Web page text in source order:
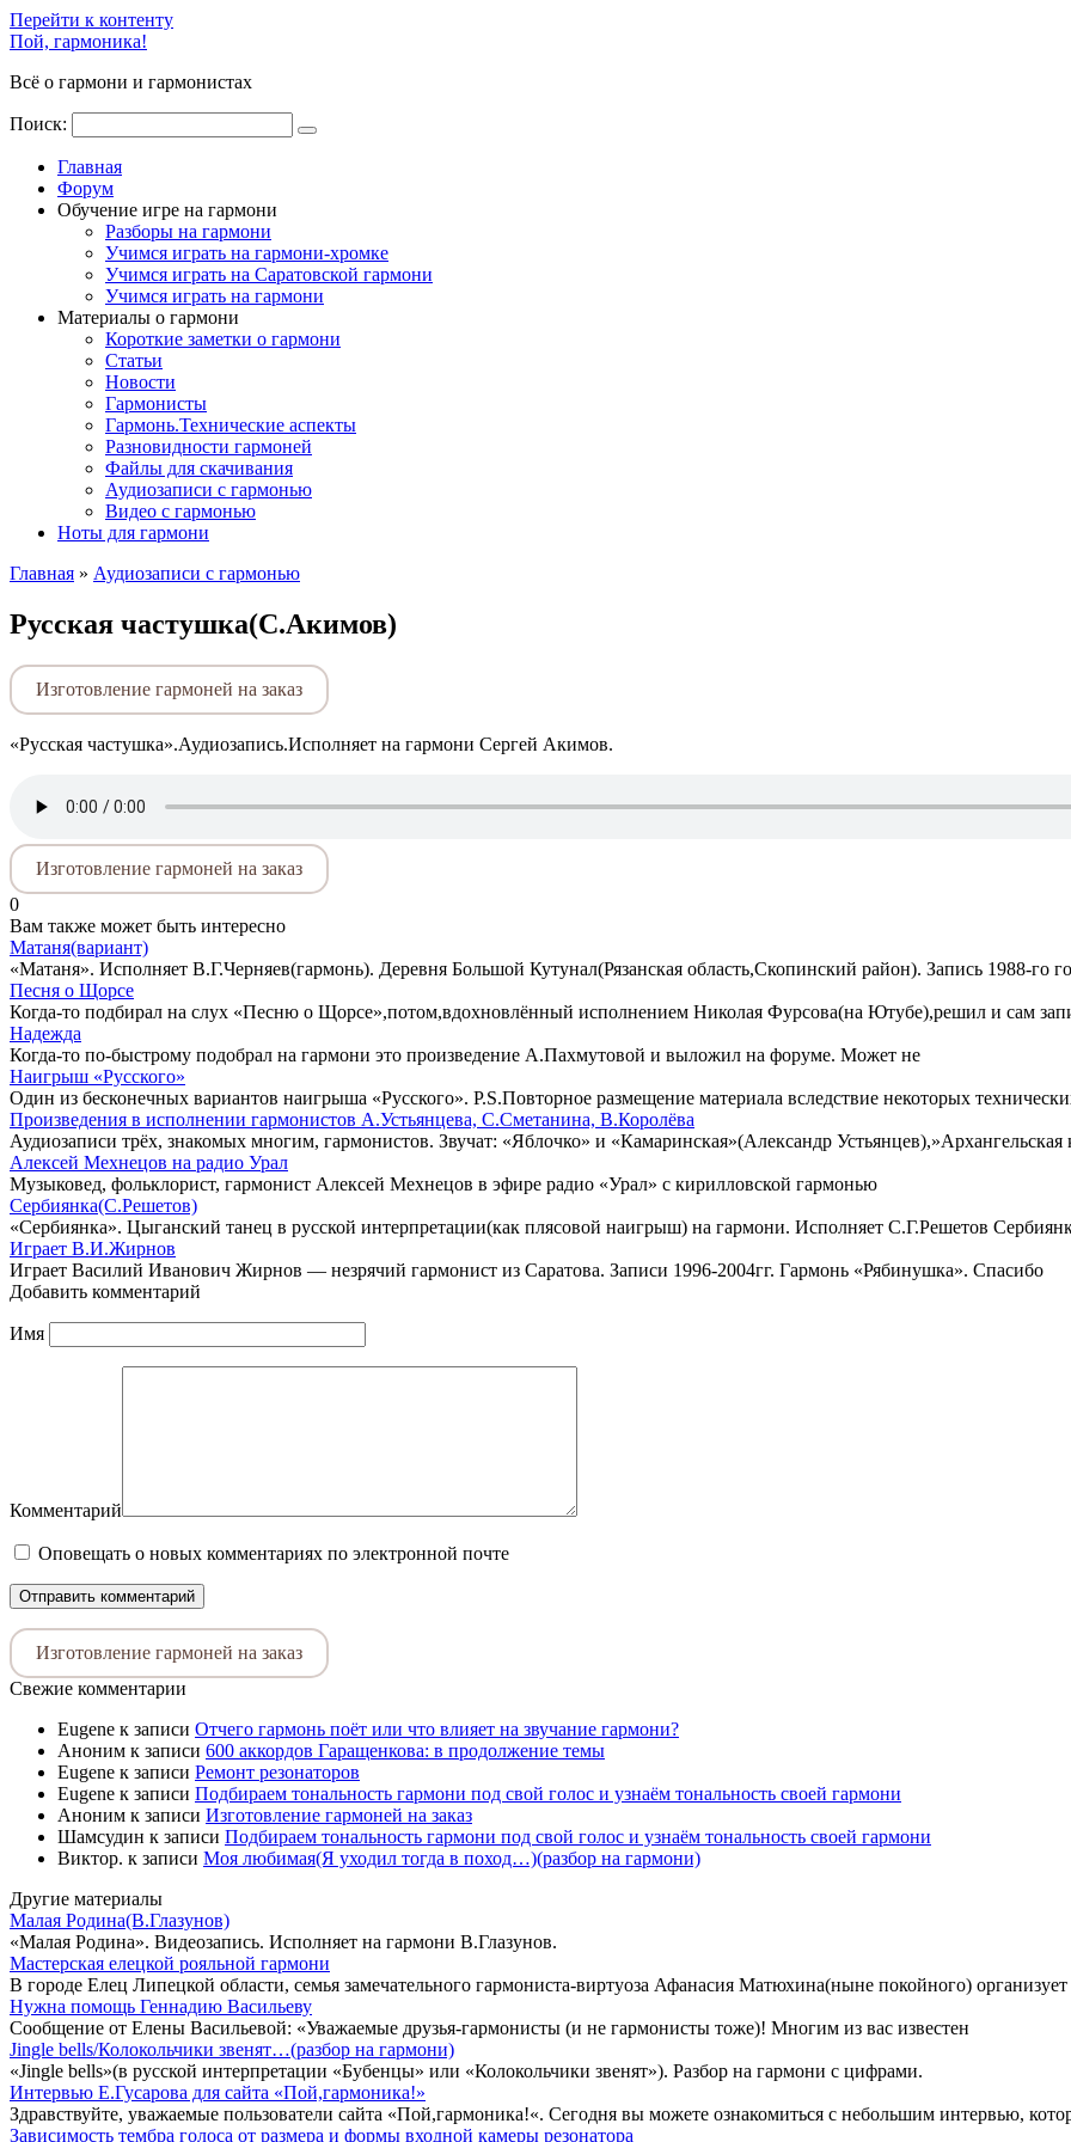
Перейти к контенту
Пой, гармоника!
Всё о гармони и гармонистах
Поиск:
Главная
Форум
Обучение игре на гармони
Разборы на гармони
Учимся играть на гармони-хромке
Учимся играть на Саратовской гармони
Учимся играть на гармони
Материалы о гармони
Короткие заметки о гармони
Cтатьи
Новости
Гармонисты
Гармонь.Технические аспекты
Разновидности гармоней
Файлы для скачивания
Аудиозаписи с гармонью
Видео с гармонью
Ноты для гармони
Главная » Аудиозаписи с гармонью
Русская частушка(С.Акимов)
Изготовление гармоней на заказ
«Русская частушка».Аудиозапись.Исполняет на гармони Сергей Акимов.
Изготовление гармоней на заказ
0
Вам также может быть интересно
Матаня(вариант)
«Матаня». Исполняет В.Г.Черняев(гармонь). Деревня Большой Кутунал(Рязанская область,Скопинский район). Запись 1988-го
Песня о Щорсе
Когда-то подбирал на слух «Песню о Щорсе»,потом,вдохновлённый исполнением Николая Фурсова(на Ютубе),решил и сам
Надежда
Когда-то по-быстрому подобрал на гармони это произведение А.Пахмутовой и выложил на форуме. Может не
Наигрыш «Русского»
Один из бесконечных вариантов наигрыша «Русского». P.S.Повторное размещение материала вследствие некоторых
Произведения в исполнении гармонистов А.Устьянцева, С.Сметанина, В.Королёва
Аудиозаписи трёх, знакомых многим, гармонистов. Звучат: «Яблочко» и «Камаринская»(Александр
Алексей Мехнецов на радио Урал
Музыковед, фольклорист, гармонист Алексей Мехнецов в эфире радио «Урал» с кирилловской гармонью
Сербиянка(С.Решетов)
«Сербиянка». Цыганский танец в русской интерпретации(как плясовой наигрыш) на гармони. Исполняет С.Г.Решетов
Играет В.И.Жирнов
Играет Василий Иванович Жирнов — незрячий гармонист из Саратова. Записи 1996-2004гг. Гармонь «Рябинушка». Спасибо
Добавить комментарий
Имя
Комментарий
Оповещать о новых комментариях по электронной почте
Изготовление гармоней на заказ
Свежие комментарии
Eugene к записи Отчего гармонь поёт или что влияет на звучание гармони?
Аноним к записи 600 аккордов Гаращенкова: в продолжение темы
Eugene к записи Ремонт резонаторов
Eugene к записи Подбираем тональность гармони под свой голос и узнаём тональность своей гармони
Аноним к записи Изготовление гармоней на заказ
Шамсудин к записи Подбираем тональность гармони под свой голос и узнаём тональность своей гармони
Виктор. к записи Моя любимая(Я уходил тогда в поход…)(разбор на гармони)
Другие материалы
Малая Родина(В.Глазунов)
«Малая Родина». Видеозапись. Исполняет на гармони В.Глазунов.
Мастерская елецкой рояльной гармони
В городе Елец Липецкой области, семья замечательного гармониста-виртуоза Афанасия Матюхина(ныне покойного)
Нужна помощь Геннадию Васильеву
Сообщение от Елены Васильевой: «Уважаемые друзья-гармонисты (и не гармонисты тоже)! Многим из вас известен
Jingle bells/Колокольчики звенят…(разбор на гармони)
«Jingle bells»(в русской интерпретации «Бубенцы» или «Колокольчики звенят»). Разбор на гармони с цифрами.
Интервью Е.Гусарова для сайта «Пой,гармоника!»
Здравствуйте, уважаемые пользователи сайта «Пой,гармоника!«. Сегодня вы можете ознакомиться с небольшим интервью,
Зависимость тембра голоса от размера и формы входной камеры резонатора